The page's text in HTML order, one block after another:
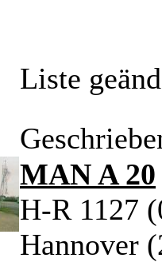
Liste
MAN A 20
H-R 1127
Hannover